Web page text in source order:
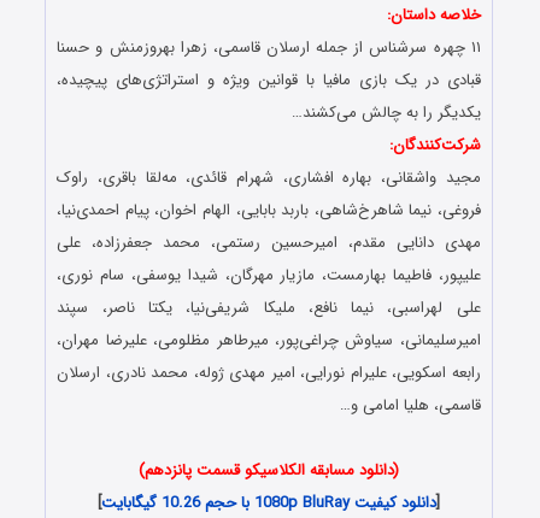
خلاصه داستان:
۱۱ چهره سرشناس از جمله ارسلان قاسمی، زهرا بهروزمنش و حسنا
قبادی در یک بازی مافیا با قوانین ویژه و استراتژی‌های پیچیده،
یکدیگر را به چالش می‌کشند…
شرکت‌کنندگان:
مجید واشقانی، بهاره افشاری، شهرام قائدی، مه‌لقا باقری، راوک
فروغی، نیما شاهرخ‌شاهی، باربد بابایی، الهام اخوان، پیام احمدی‌نیا،
مهدی دانایی مقدم، امیرحسین رستمی، محمد جعفرزاده، علی
علیپور، فاطیما بهارمست، مازیار مهرگان، شیدا یوسفی، سام نوری،
علی لهراسبی، نیما نافع، ملیکا شریفی‌نیا، یکتا ناصر، سپند
امیرسلیمانی، سیاوش چراغی‌پور، میرطاهر مظلومی، علیرضا مهران،
رابعه اسکویی، علیرام نورایی، امیر مهدی ژوله، محمد نادری، ارسلان
قاسمی، هلیا امامی و…
(دانلود مسابقه الکلاسیکو قسمت پانزدهم)
[دانلود کیفیت 1080p BluRay با حجم 10.26 گیگابایت
]